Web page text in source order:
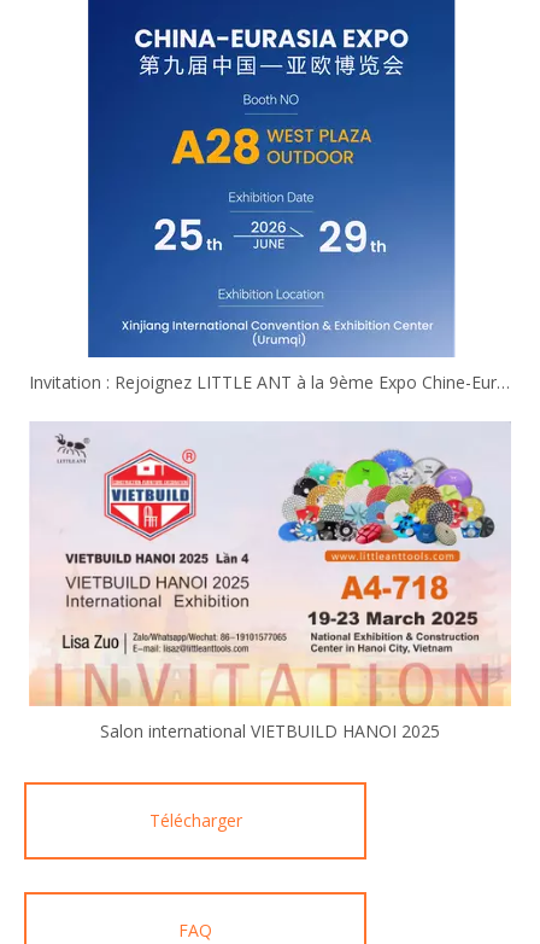
Invitation : Rejoignez LITTLE ANT à la 9ème Expo Chine-Eurasie !
Salon international VIETBUILD HANOI 2025
Télécharger
FAQ